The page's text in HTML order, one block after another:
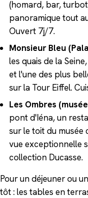
(homard, bar,
panoramique tout
Ouvert 7j/7.
Monsieur Bleu
les quais de la
et l'une des plus
sur la Tour Eiffel.
Les Ombres
pont d'Iéna, un
sur le toit du musée
vue exceptionnelle
collection Ducasse.
Pour un déjeuner ou
tôt : les tables en